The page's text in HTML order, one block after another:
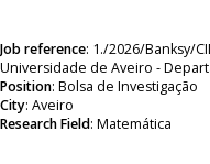
Job reference: 1./2026/Banksy/
Universidade de Aveiro -
Position: Bolsa de Investigação
City: Aveiro
Research Field: Matemática